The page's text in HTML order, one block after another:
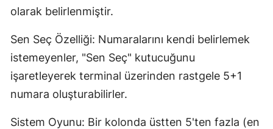
olarak belirlenmiştir.
Sen Seç Özelliği: Numaralarını kendi belirlemek
istemeyenler, "Sen Seç" kutucuğunu
işaretleyerek terminal üzerinden rastgele 5+1
numara oluşturabilirler.
Sistem Oyunu: Bir kolonda üstten 5'ten fazla (en